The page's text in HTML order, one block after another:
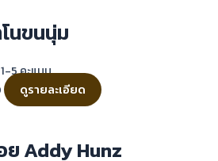
นขนนุ่ม
5 คะแนน
ดูรายละเอียด
Addy Hunz